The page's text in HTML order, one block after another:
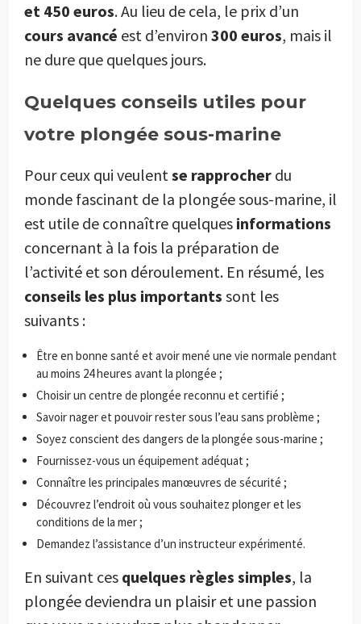
et 450 euros. Au lieu de cela, le prix d’un
cours avancé est d’environ 300 euros, mais il
ne dure que quelques jours.
Quelques conseils utiles pour
votre plongée sous-marine
Pour ceux qui veulentse rapprocher du
monde fascinant de la plongée sous-marine, il
est utile de connaître quelques informations
concernant à la fois la préparation de
l’activité et son déroulement. En résumé, les
conseils les plus importants sont les
suivants :
Être en bonne santé et avoir mené une vie normale pendant
au moins 24 heures avant la plongée ;
Choisir un centre de plongée reconnu et certifié ;
Savoir nager et pouvoir rester sous l’eau sans problème ;
Soyez conscient des dangers de la plongée sous-marine ;
Fournissez-vous un équipement adéquat ;
Connaître les principales manœuvres de sécurité ;
Découvrez l’endroit où vous souhaitez plonger et les
conditions de la mer ;
Demandez l’assistance d’un instructeur expérimenté.
En suivant ces quelques règles simples, la
plongée deviendra un plaisir et une passion